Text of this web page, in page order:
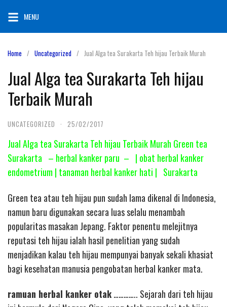
content
MENU
Home Uncategorized Jual Alga tea Surakarta Teh hijau Terbaik Murah
Jual Alga tea Surakarta Teh hijau
Terbaik Murah
UNCATEGORIZED · 25/02/2017
Jual Alga tea Surakarta Teh hijau Terbaik Murah Green tea
Surakarta – herbal kanker paru – | obat herbal kanker
endometrium | tanaman herbal kanker hati | Surakarta
Green tea atau teh hijau pun sudah lama dikenal di Indonesia,
namun baru digunakan secara luas selalu menambah
popularitas masakan Jepang. Faktor penentu melejitnya
reputasi teh hijau ialah hasil penelitian yang sudah
menjadikan kalau teh hijau mempunyai banyak sekali khasiat
bagi kesehatan manusia pengobatan herbal kanker mata.
ramuan herbal kanker otak………….. Sejarah dari teh hijau